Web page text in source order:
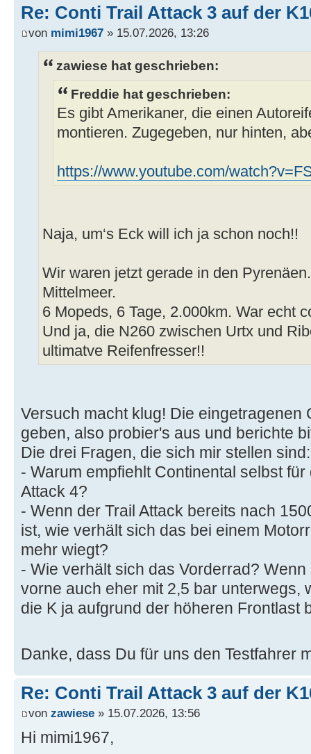
Re: Conti Trail Attack 3 auf der
von mimi1967 » 15.07.2026, 13:26
zawiese hat geschrieben:
Freddie hat geschrieben:
Es gibt Amerikaner, die einen
montieren. Zugegeben, nur hinten,
https://www.youtube.com/
Naja, um‘s Eck will ich ja schon noch!!
Wir waren jetzt gerade in den
Mittelmeer.
6 Mopeds, 6 Tage, 2.000km. War echt
Und ja, die N260 zwischen Urtx und
ultimatve Reifenfresser!!
Versuch macht klug! Die eingetragenen
geben, also probier's aus und berichte
Die drei Fragen, die sich mir stellen sind:
- Warum empfiehlt Continental selbst
Attack 4?
- Wenn der Trail Attack bereits nach
ist, wie verhält sich das bei einem
mehr wiegt?
- Wie verhält sich das Vorderrad?
vorne auch eher mit 2,5 bar unterwegs,
die K ja aufgrund der höheren Frontlast
Danke, dass Du für uns den Testfahrer
Re: Conti Trail Attack 3 auf der
von zawiese » 15.07.2026, 13:56
Hi mimi1967,